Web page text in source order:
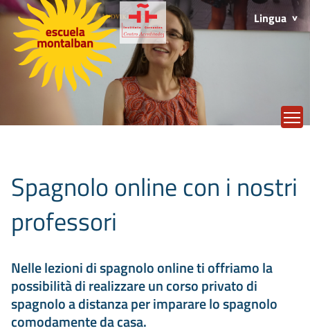
Lingua
Spagnolo online con i nostri
professori
Nelle lezioni di spagnolo online ti offriamo la
possibilità di realizzare un corso privato di
spagnolo a distanza per imparare lo spagnolo
comodamente da casa.